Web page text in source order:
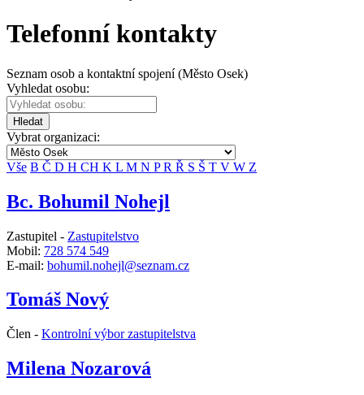
Telefonní kontakty
Seznam osob a kontaktní spojení (Město Osek)
Vyhledat osobu:
Hledat
Vybrat organizaci:
Vše B Č D H CH K L M N PR Ř S Š T V W Z
Bc. Bohumil Nohejl
Zastupitel - Zastupitelstvo
Mobil: 728 574 549
E-mail: bohumil.nohejl@seznam.cz
Tomáš Nový
Člen - Kontrolní výbor zastupitelstva
Milena Nozarová